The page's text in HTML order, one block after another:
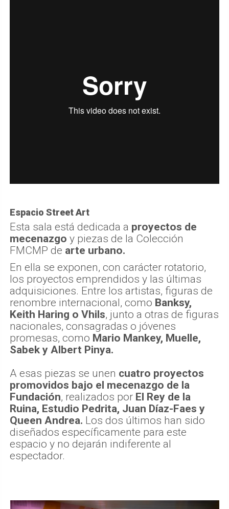
Espacio Street Art
Esta sala está dedicada a proyectos de
mecenazgo y piezas de la Colección
FMCMP de arte urbano.
En ella se exponen, con carácter rotatorio,
los proyectos emprendidos y las últimas
adquisiciones. Entre los artistas, figuras de
renombre internacional, como Banksy,
Keith Haring o Vhils, junto a otras de figuras
nacionales, consagradas o jóvenes
promesas, como Mario Mankey, Muelle,
Sabek y Albert Pinya.
A esas piezas se unen cuatro proyectos
promovidos bajo el mecenazgo de la
Fundación, realizados por El Rey de la
Ruina, Estudio Pedrita, Juan Díaz-Faes y
Queen Andrea. Los dos últimos han sido
diseñados específicamente para este
espacio y no dejarán indiferente al
espectador.